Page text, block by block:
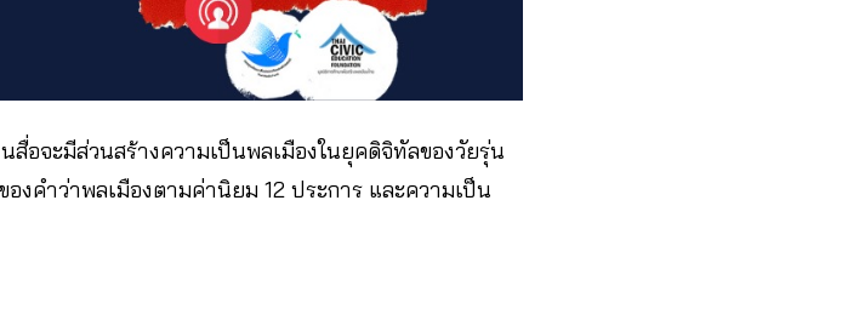
อจะมีส่วนสร้างความเป็นพลเมืองในยุคดิจิทัลของวัยรุ่น
งคำว่าพลเมืองตามค่านิยม 12 ประการ และความเป็น